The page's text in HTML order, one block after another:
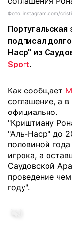
Фото: instagram.com/
Португальская
подписал
Наср" из
Sport.
Как сообщает
соглашение, а
официально.
"Криштиану
"Аль-Наср" до
половиной
игрока, а
Саудовской
проведение
году".